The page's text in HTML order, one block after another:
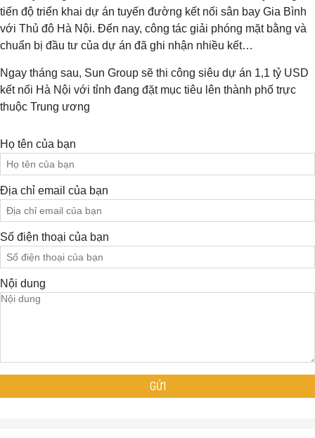
tiến độ triển khai dự án tuyến đường kết nối sân bay Gia Bình
với Thủ đô Hà Nội. Đến nay, công tác giải phóng mặt bằng và
chuẩn bị đầu tư của dự án đã ghi nhận nhiều kết…
Ngay tháng sau, Sun Group sẽ thi công siêu dự án 1,1 tỷ USD
kết nối Hà Nội với tỉnh đang đặt mục tiêu lên thành phố trực
thuộc Trung ương
Họ tên của bạn
Địa chỉ email của bạn
Số điện thoại của bạn
Nội dung